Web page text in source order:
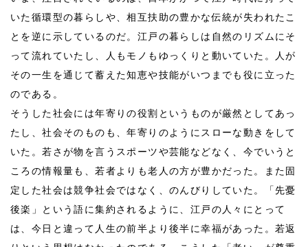
いた循環型の暮らしや、相互扶助の豊かな伝統が失われたこ
とを逆に示しているのだ。江戸の暮らしは自然のリズムにそ
って流れていたし、人もモノもゆっくりと動いていた。人が
その一生を通じて蓄えた知恵や技能がいつまでも役に立った
のである。
そうした社会には年寄りの役割というものが厳然としてあっ
たし、社会そのものも、年寄りのようにスローな動きをして
いた。若さが物を言うスポーツや芸能などなく、今でいうと
ころの情報量も、若者よりも老人の方が豊かだった。また固
定した社会は競争社会ではなく、のんびりしていた。「先憂
後楽」という語に集約されるように、江戸の人々にとって
は、今日と違って人生の前半より後半に幸福があった。若返